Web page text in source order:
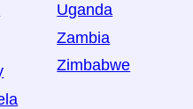
Uganda
Zambia
Zimbabwe